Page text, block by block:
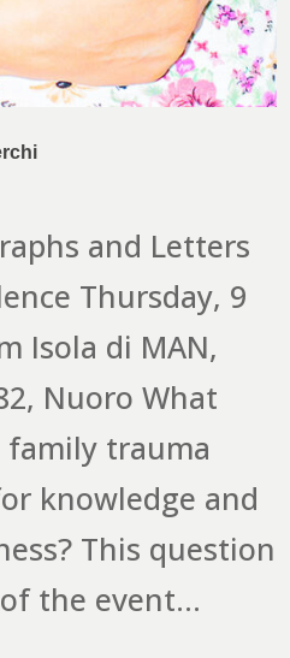
and Letters
Thursday, 9
Isola di MAN,
Nuoro What
family trauma
knowledge and
This question
the event...